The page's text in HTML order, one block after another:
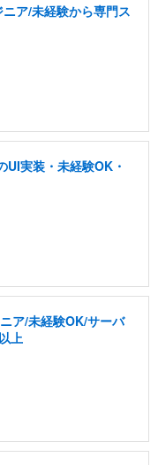
ア/未経験から専門ス
実装・未経験OK・
ア/未経験OK/サーバ
上